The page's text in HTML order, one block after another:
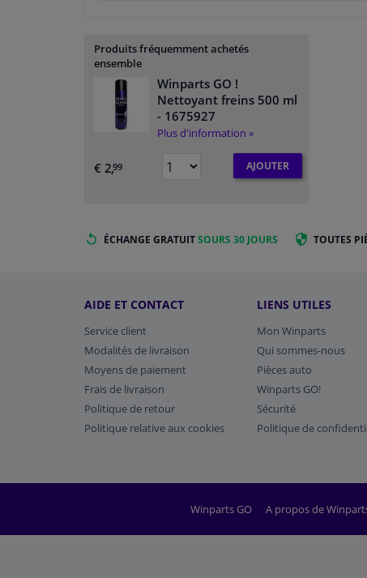
Produits fréquemment achetés
ensemble
Winparts GO !
Nettoyant freins 500 ml
- 1675927
Plus d'information »
€ 2,99 AJOUTER
ÉCHANGE GRATUITSOURS 30 JOURS TOUTES
AIDE ET CONTACT
Service client
Modalités de livraison
Moyens de paiement
Frais de livraison
Politique de retour
Politique relative aux cookies
LIENS UTILES
Mon Winparts
Qui sommes-nous
Pièces auto
Winparts GO!
Sécurité
Politique de
Winparts GO A propos de